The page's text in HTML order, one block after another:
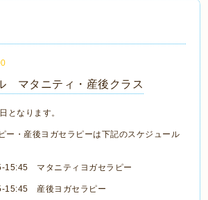
マタニティ・産後クラス
となります。
ー・産後ヨガセラピーは下記のスケジュール
15:45 マタニティヨガセラピー
15:45 産後ヨガセラピー